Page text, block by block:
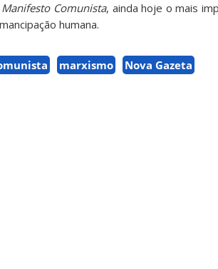
Manifesto Comunista, ainda hoje o mais
humana.
marxismo Nova Gazeta